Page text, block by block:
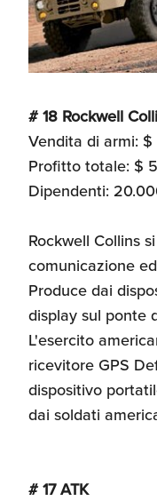
# 18 Rockwell
Vendita di armi:
Profitto totale: $
Dipendenti:
Rockwell Collins
comunicazione
Produce dai
display sul ponte
L'esercito
ricevitore GPS
dispositivo
dai soldati
# 17 ATK